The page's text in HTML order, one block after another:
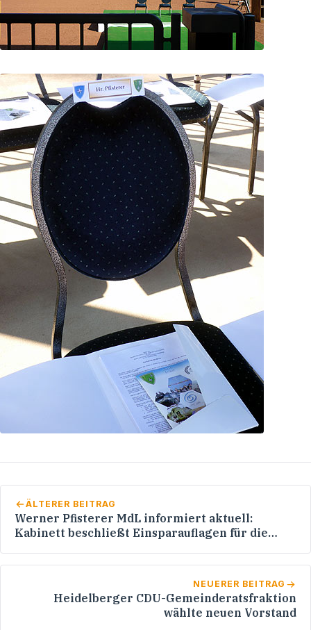
ÄLTERER BEITRAG
Werner Pfisterer MdL informiert aktuell:
Kabinett beschließt Einsparauflagen für die
NEUERER BEITRAG
Heidelberger CDU-Gemeinderatsfraktion
wählte neuen Vorstand